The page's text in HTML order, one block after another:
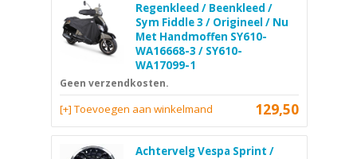
Regenkleed / Beenkleed /
Sym Fiddle 3 / Origineel / Nu
Met Handmoffen SY610-
WA16668-3 / SY610-
WA17099-1
Geen verzendkosten.
129,50
[+] Toevoegen aan winkelmand
Achtervelg Vespa Sprint /